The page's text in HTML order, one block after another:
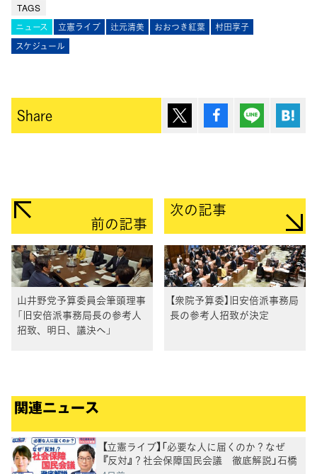
TAGS
ニュース 立憲ライブ 辻元清美 おおつき紅葉
村田享子
スケジュール
Share ポスト シェア Lineで送
前の記事
山井野党予算委員会筆頭理事
「旧安倍派事務局長の参考人
招致、明日、議決へ」
次の記事
【衆院予算委】旧安倍派事務局
長の参考人招致が決定
関連ニュース
【立憲ライブ】「必要な人に届くのか？なぜ
『反対』？社会保障国民会議 徹底解説」石橋